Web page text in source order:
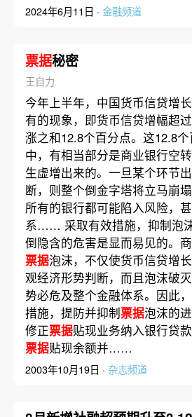
2024年6月11日 · 金融频道
票据秘密
王自力
今年上半年，中国货币信贷增
有的现象，即货币信贷增幅超
涨之和12.8个百分点。这12.8
中，有相当部分是商业银行空
生虚增出来的。一旦某个环节
断，则整个倒金字塔将立马崩
所有的银行都可能陷入风险，
系…… 采取有效措施，抑制泡
倒隐含的危害是显而易见的。
票据泡沫，不仅使货币信贷增
观经济形势判断，而且泡沫破
势必危及整个金融体系。因此
措施，提防并抑制票据泡沫的
修正票据贴现业务纳入银行贷
票据贴现余额并……
2003年10月19日 · 杂志频道